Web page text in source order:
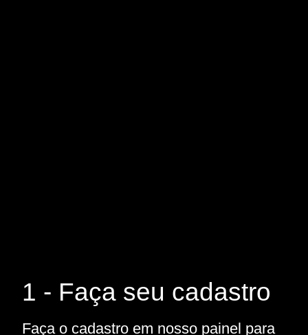
1 - Faça seu cadastro
Faça o cadastro em nosso painel para